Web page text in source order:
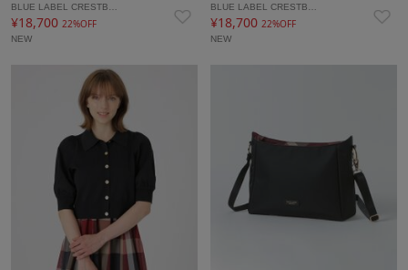
BLUE LABEL CRESTB…
¥18,700 22%OFF
NEW
BLUE LABEL CRESTB…
¥18,70022%OFF
NEW